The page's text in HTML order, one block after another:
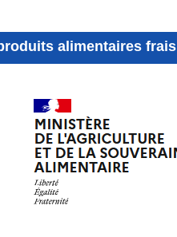
alimentaires frais